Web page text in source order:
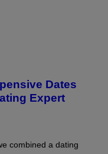
Dates
Expert
combined a dating